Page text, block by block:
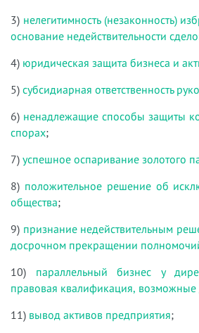
3) нелегитимность (незаконность)
основание недействительности
4) юридическая защита бизнеса и
5) субсидиарная ответственность
6) ненадлежащие способы защиты
спорах;
7) успешное оспаривание золотого
8) положительное решение об
общества;
9) признание недействительным
досрочном прекращении
10) параллельный бизнес у
правовая квалификация, возможные
11) вывод активов предприятия;